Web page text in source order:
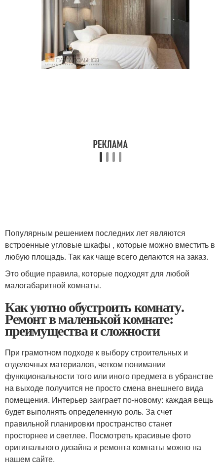
Популярным решением последних лет являются
встроенные угловые шкафы , которые можно вместить в
любую площадь. Так как чаще всего делаются на заказ.
Это общие правила, которые подходят для любой
малогабаритной комнаты.
Как уютно обустроить комнату.
Ремонт в маленькой комнате:
преимущества и сложности
При грамотном подходе к выбору строительных и
отделочных материалов, четком понимании
функциональности того или иного предмета в убранстве
на выходе получится не просто смена внешнего вида
помещения. Интерьер заиграет по-новому: каждая вещь
будет выполнять определенную роль. За счет
правильной планировки пространство станет
просторнее и светлее. Посмотреть красивые фото
оригинального дизайна и ремонта комнаты можно на
нашем сайте.